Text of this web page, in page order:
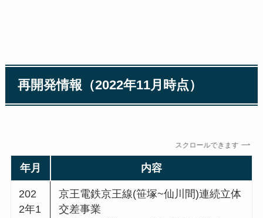
再開発情報（2022年11月時点）
スクロールできます
年月 内容
202
2年1
京王電鉄京王線(笹塚~仙川間)連続立体
交差事業